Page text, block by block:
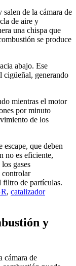
de la cámara de
de aire y
una chispa que
se produce
abajo. Ese
cigüeñal, generando
mientras el motor
por minuto
de los
escape, que deben
no es eficiente,
gases
controlar
filtro de partículas.
, catalizador
y
cámara de